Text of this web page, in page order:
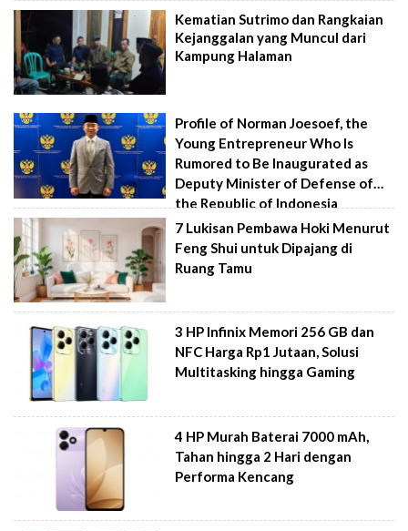
Kematian Sutrimo dan Rangkaian
Kejanggalan yang Muncul dari
Kampung Halaman
Profile of Norman Joesoef, the
Young Entrepreneur Who Is
Rumored to Be Inaugurated as
Deputy Minister of Defense of
the Republic of Indonesia
7 Lukisan Pembawa Hoki Menurut
Feng Shui untuk Dipajang di
Ruang Tamu
3 HP Infinix Memori 256 GB dan
NFC Harga Rp1 Jutaan, Solusi
Multitasking hingga Gaming
4 HP Murah Baterai 7000 mAh,
Tahan hingga 2 Hari dengan
Performa Kencang